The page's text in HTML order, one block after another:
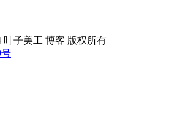
叶子美工 博客 版权所有
号